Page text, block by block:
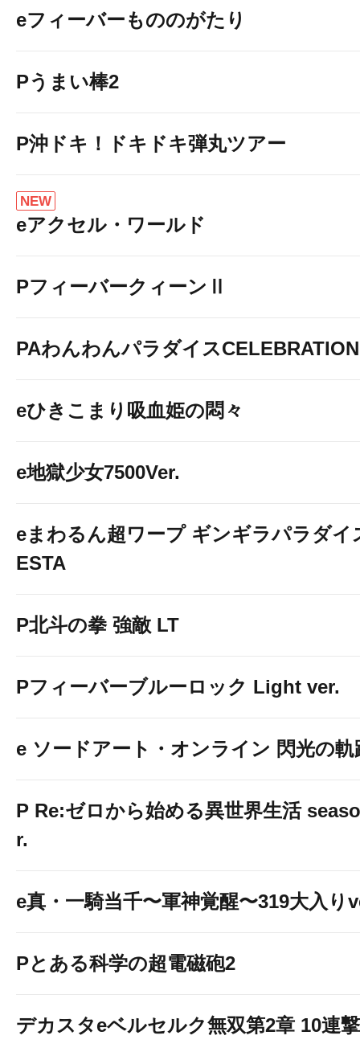
eフィーバーもののがたり
Pうまい棒2
P沖ドキ！ドキドキ弾丸ツアー
NEW
eアクセル・ワールド
PフィーバークィーンⅡ
PAわんわんパラダイスCELEBRATION
eひきこまり吸血姫の悶々
e地獄少女7500Ver.
eまわるん超ワープ ギンギラパラダイ
ESTA
P北斗の拳 強敵 LT
Pフィーバーブルーロック Light ver.
e ソードアート・オンライン 閃光の軌
P Re:ゼロから始める異世界生活
r.
e真・一騎当千〜軍神覚醒〜319大入り
Pとある科学の超電磁砲2
デカスタeベルセルク無双第2章 10連